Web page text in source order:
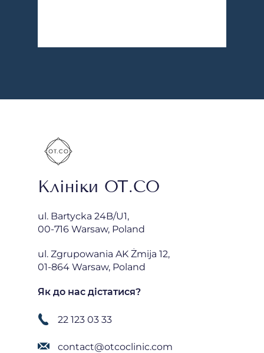
Клініки OT.CO
ul. Bartycka 24B/U1,
00-716 Warsaw, Poland
ul. Zgrupowania AK Żmija 12,
01-864 Warsaw, Poland
Як до нас дістатися?
22 123 03 33
contact@otcoclinic.com